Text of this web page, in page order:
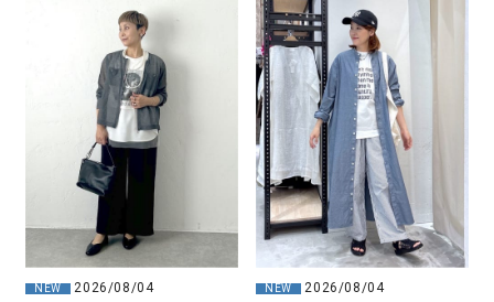
NEW
2026/08/04
NEW
2026/08/04